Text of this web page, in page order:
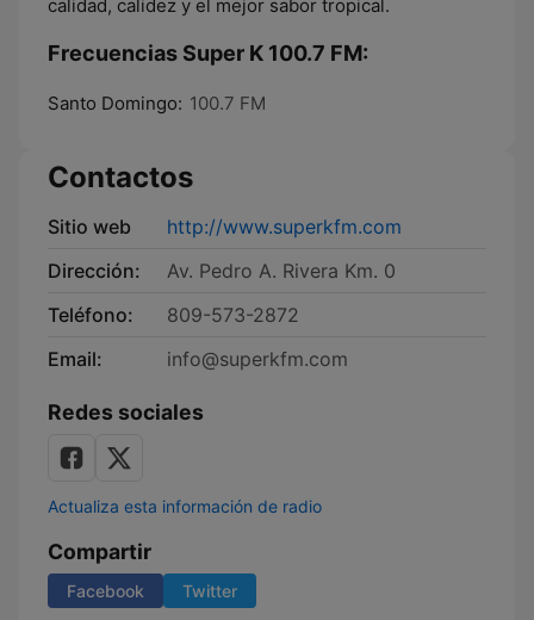
calidad, calidez y el mejor sabor tropical.
Frecuencias Super K 100.7 FM:
Santo Domingo: 100.7 FM
Contactos
Sitio web
http://www.superkfm.com
Dirección:
Av. Pedro A. Rivera Km. 0
Teléfono:
809-573-2872
Email:
info@superkfm.com
Redes sociales
Actualiza esta información de radio
Compartir
Facebook Twitter